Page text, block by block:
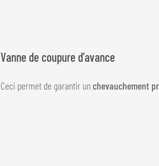
Vanne de coupure d’avance
Ceci permet de garantir un chevauchement